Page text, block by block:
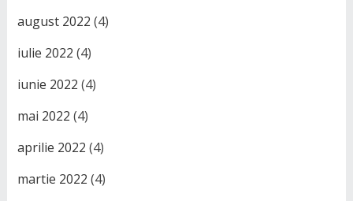
august 2022 (4)
iulie 2022 (4)
iunie 2022 (4)
mai 2022 (4)
aprilie 2022 (4)
martie 2022 (4)